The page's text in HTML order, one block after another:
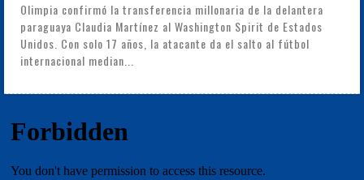
Olimpia confirmó la transferencia millonaria de la delantera
paraguaya Claudia Martínez al Washington Spirit de Estados
Unidos. Con solo 17 años, la atacante da el salto al fútbol
internacional median...